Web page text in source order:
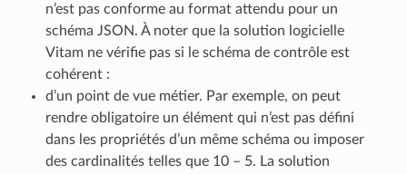
n’est pas conforme au format attendu pour un
schéma JSON. À noter que la solution logicielle
Vitam ne vérifie pas si le schéma de contrôle est
cohérent :
d’un point de vue métier. Par exemple, on peut
rendre obligatoire un élément qui n’est pas défini
dans les propriétés d’un même schéma ou imposer
des cardinalités telles que 10 – 5. La solution